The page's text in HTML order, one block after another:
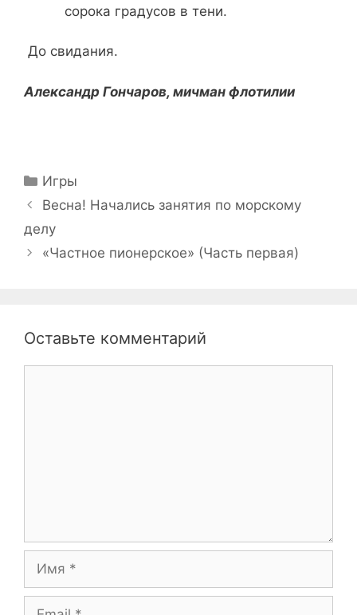
сорока градусов в тени.
До свидания.
Александр Гончаров, мичман флотилии
Рубрики
Игры
Навигация
записи
Весна! Начались занятия по морскому
делу
«Частное пионерское» (Часть первая)
Оставьте комментарий
Имя
Email